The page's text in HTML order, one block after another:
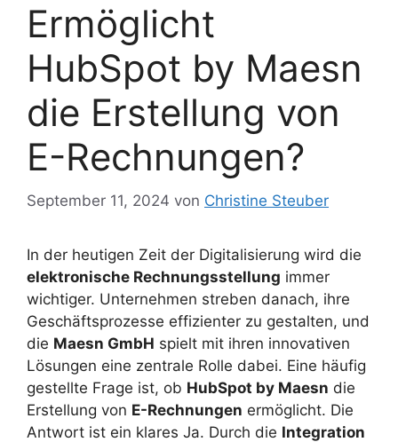
Ermöglicht
HubSpot by Maesn
die Erstellung von
E-Rechnungen?
September 11, 2024 von Christine Steuber
In der heutigen Zeit der Digitalisierung wird die
elektronische Rechnungsstellung immer
wichtiger. Unternehmen streben danach, ihre
Geschäftsprozesse effizienter zu gestalten, und
die Maesn GmbH spielt mit ihren innovativen
Lösungen eine zentrale Rolle dabei. Eine häufig
gestellte Frage ist, ob HubSpot by Maesn die
Erstellung von E-Rechnungen ermöglicht. Die
Antwort ist ein klares Ja. Durch die Integration